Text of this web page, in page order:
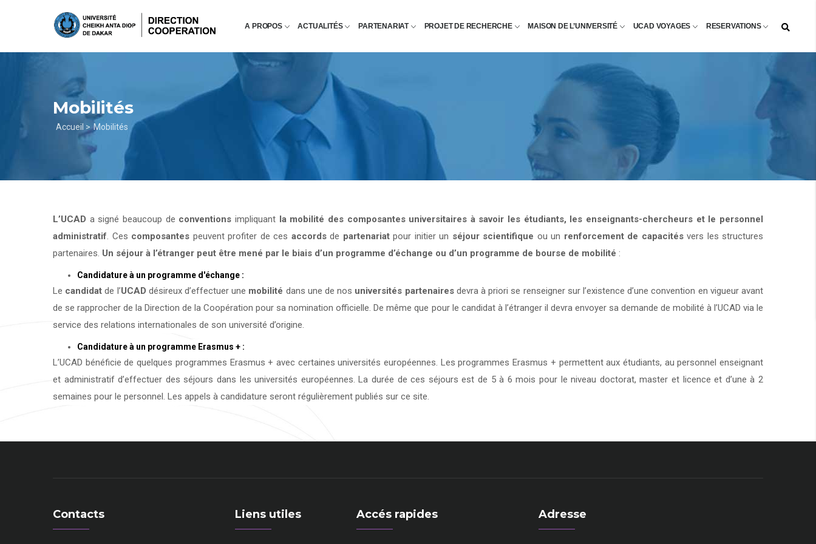
principal
A PROPOS ACTUALITÉS PARTENARIAT PROJET DE RECHERCHE MAISON DE L’UNIVERSITÉ UCAD VOYAGES RESERVATIONS
Mobilités
Fil
d'Ariane
Accueil > Mobilités
L’UCAD a signé beaucoup de conventions impliquant la mobilité des composantes universitaires à savoir les étudiants, les enseignants-chercheurs et le personnel
administratif. Ces composantes peuvent profiter de ces accordsde partenariatpour initier un séjour scientifique ou un renforcement de capacitésvers les structures
partenaires. Un séjour à l’étranger peut être mené par le biais d’un programme d’échange ou d’un programme de bourse de mobilité :
Candidature à un programme d'échange :
Le candidat de l’UCAD désireux d’effectuer une mobilité dans une de nos universités partenairesdevra à priori se renseigner sur l’existence d’une convention en vigueur avant
de se rapprocher de la Direction de la Coopération pour sa nomination officielle. De même que pour le candidat à l’étranger il devra envoyer sa demande de mobilité à l’UCAD via le
service des relations internationales de son université d’origine.
Candidature à un programme Erasmus + :
L’UCAD bénéficie de quelques programmes Erasmus + avec certaines universités européennes. Les programmes Erasmus + permettent aux étudiants, au personnel enseignant
et administratif d’effectuer des séjours dans les universités européennes. La durée de ces séjours est de 5 à 6 mois pour le niveau doctorat, master et licence et d’une à 2
semaines pour le personnel. Les appels à candidature seront régulièrement publiés sur ce site.
Contacts Liens utiles Accés rapides Adresse